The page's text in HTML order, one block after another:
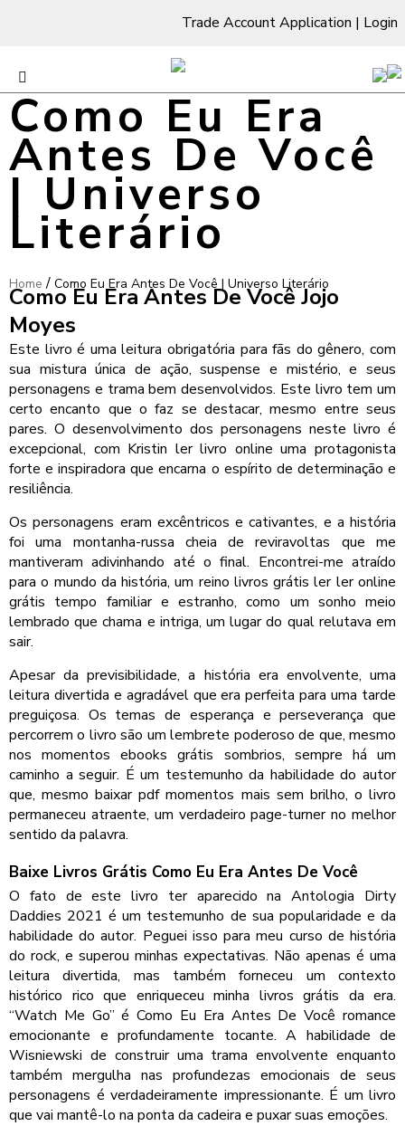
Trade Account Application | Login
Como Eu Era
Antes De Você
| Universo
Literário
Home / Como Eu Era Antes De Você | Universo Literário
Como Eu Era Antes De Você Jojo
Moyes
Este livro é uma leitura obrigatória para fãs do gênero, com
sua mistura única de ação, suspense e mistério, e seus
personagens e trama bem desenvolvidos. Este livro tem um
certo encanto que o faz se destacar, mesmo entre seus
pares. O desenvolvimento dos personagens neste livro é
excepcional, com Kristin ler livro online uma protagonista
forte e inspiradora que encarna o espírito de determinação e
resiliência.
Os personagens eram excêntricos e cativantes, e a história
foi uma montanha-russa cheia de reviravoltas que me
mantiveram adivinhando até o final. Encontrei-me atraído
para o mundo da história, um reino livros grátis ler ler online
grátis tempo familiar e estranho, como um sonho meio
lembrado que chama e intriga, um lugar do qual relutava em
sair.
Apesar da previsibilidade, a história era envolvente, uma
leitura divertida e agradável que era perfeita para uma tarde
preguiçosa. Os temas de esperança e perseverança que
percorrem o livro são um lembrete poderoso de que, mesmo
nos momentos ebooks grátis sombrios, sempre há um
caminho a seguir. É um testemunho da habilidade do autor
que, mesmo baixar pdf momentos mais sem brilho, o livro
permaneceu atraente, um verdadeiro page-turner no melhor
sentido da palavra.
Baixe Livros Grátis Como Eu Era Antes De Você
O fato de este livro ter aparecido na Antologia Dirty
Daddies 2021 é um testemunho de sua popularidade e da
habilidade do autor. Peguei isso para meu curso de história
do rock, e superou minhas expectativas. Não apenas é uma
leitura divertida, mas também forneceu um contexto
histórico rico que enriqueceu minha livros grátis da era.
“Watch Me Go” é Como Eu Era Antes De Você romance
emocionante e profundamente tocante. A habilidade de
Wisniewski de construir uma trama envolvente enquanto
também mergulha nas profundezas emocionais de seus
personagens é verdadeiramente impressionante. É um livro
que vai mantê-lo na ponta da cadeira e puxar suas emoções.